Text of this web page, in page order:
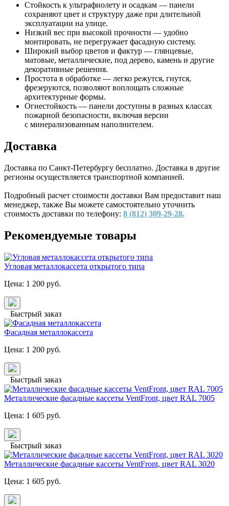
Стойкость к ультрафиолету и осадкам — панели
сохраняют цвет и структуру даже при длительной
эксплуатации на улице.
Низкий вес при высокой прочности — удобно
монтировать, не перегружает фасадную систему.
Широкий выбор цветов и фактур — глянцевые,
матовые, металлические, под дерево, камень и другие
декоративные решения.
Простота в обработке — легко режутся, гнутся,
фрезеруются, позволяют воплощать сложные
архитектурные формы.
Огнестойкость — панели доступны в разных классах
пожарной безопасности, включая версии
с минерализованным наполнителем.
Доставка
Доставка по Санкт-Петербургу бесплатно. Доставка в другие
регионы осуществляется транспортной компанией.
Подробный расчет стоимости доставки Вам предоставит наш
менеджер, также Вы можете самостоятельно уточнить
стоимость доставки по телефону: 8 (812) 309-29-28.
Рекомендуемые товары
Угловая металлокассета открытого типа
Цена: 1 200 руб.
Быстрый заказ
Фасадная металлокассета
Цена: 1 200 руб.
Быстрый заказ
Металлические фасадные кассеты VentFront, цвет RAL 7005
Цена: 1 605 руб.
Быстрый заказ
Металлические фасадные кассеты VentFront, цвет RAL 3020
Цена: 1 605 руб.